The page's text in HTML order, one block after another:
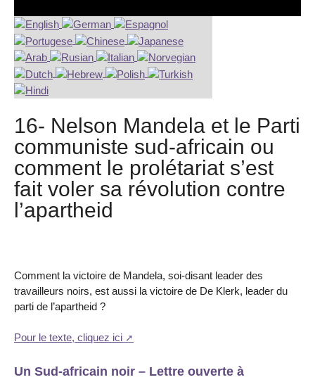
16- Nelson Mandela et le Parti
communiste sud-africain ou
comment le prolétariat s’est
fait voler sa révolution contre
l’apartheid
Comment la victoire de Mandela, soi-disant leader des
travailleurs noirs, est aussi la victoire de De Klerk, leader du
parti de l’apartheid ?
Pour le texte, cliquez ici
Un Sud-africain noir – Lettre ouverte à